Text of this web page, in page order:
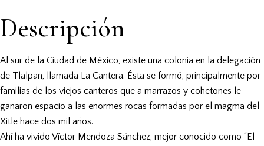
Descripción
Al sur de la Ciudad de México, existe una colonia en la delegación
de Tlalpan, llamada La Cantera. Ésta se formó, principalmente por
familias de los viejos canteros que a marrazos y cohetones le
ganaron espacio a las enormes rocas formadas por el magma del
Xitle hace dos mil años.
Ahí ha vivido Víctor Mendoza Sánchez, mejor conocido como “El